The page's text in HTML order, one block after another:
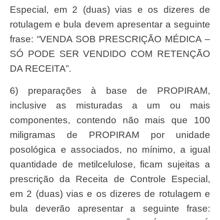
Especial, em 2 (duas) vias e os dizeres de
rotulagem e bula devem apresentar a seguinte
frase: “VENDA SOB PRESCRIÇÃO MÉDICA –
SÓ PODE SER VENDIDO COM RETENÇÃO
DA RECEITA”.
6) preparações à base de PROPIRAM,
inclusive as misturadas a um ou mais
componentes, contendo não mais que 100
miligramas de PROPIRAM por unidade
posológica e associados, no mínimo, a igual
quantidade de metilcelulose, ficam sujeitas a
prescrição da Receita de Controle Especial,
em 2 (duas) vias e os dizeres de rotulagem e
bula deverão apresentar a seguinte frase: